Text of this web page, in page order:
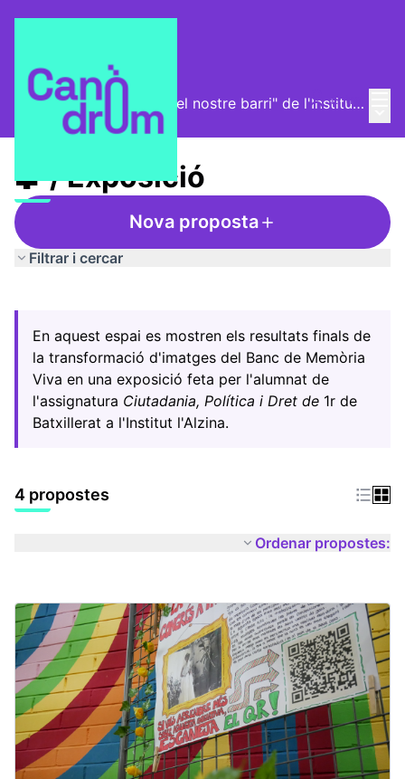
EntraExposició "La història del nostre barri" de l'Institut l'Alzina
🧩 / Exposició
🧩 / Exposició
Nova proposta
Filtrar i cercar
−
En aquest espai es mostren els resultats finals de
la transformació d'imatges del Banc de Memòria
Viva en una exposició feta per l'alumnat de
l'assignatura Ciutadania, Política i Dret de 1r de
Batxillerat a l'Institut l'Alzina.
4 propostes
Ordenar propostes: